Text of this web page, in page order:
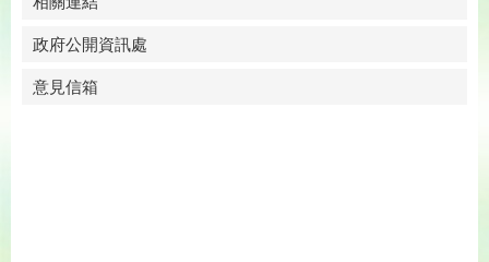
政府公開資訊處
意見信箱